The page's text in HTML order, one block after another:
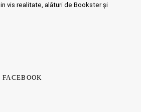
vis realitate, alături de Bookster și